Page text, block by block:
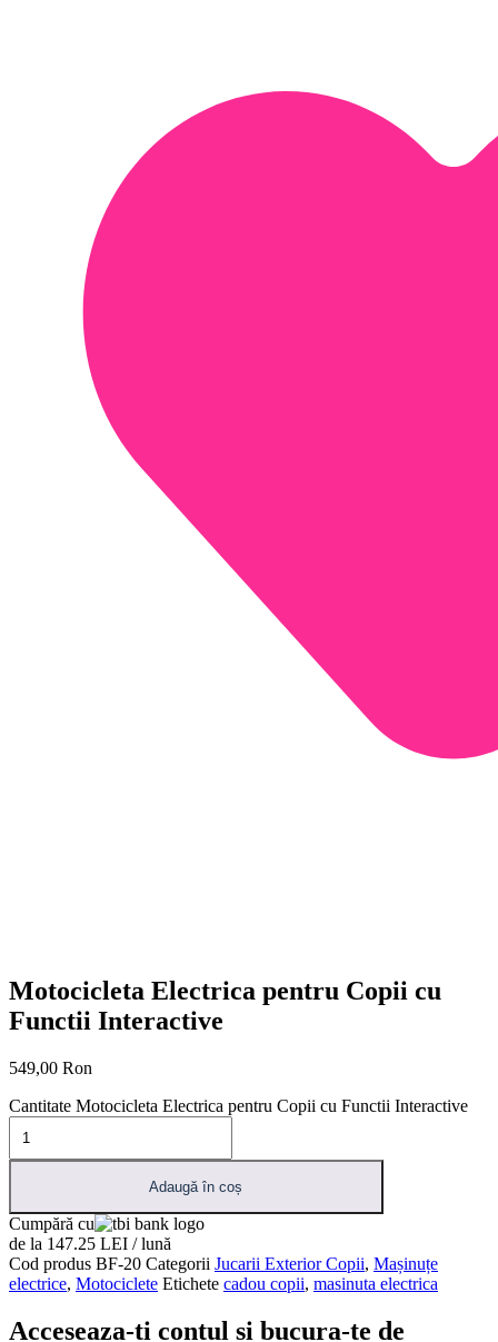
Motocicleta Electrica pentru Copii cu
Functii Interactive
549,00 Ron
Cantitate Motocicleta Electrica pentru Copii cu Functii Interactive
Adaugă în coș
Cumpără cu
de la 147.25 LEI / lună
Cod produs BF-20 Categorii Jucarii Exterior Copii, Mașinuțe
electrice, Motociclete Etichete cadou copii, masinuta electrica
Acceseaza-ti contul si bucura-te de